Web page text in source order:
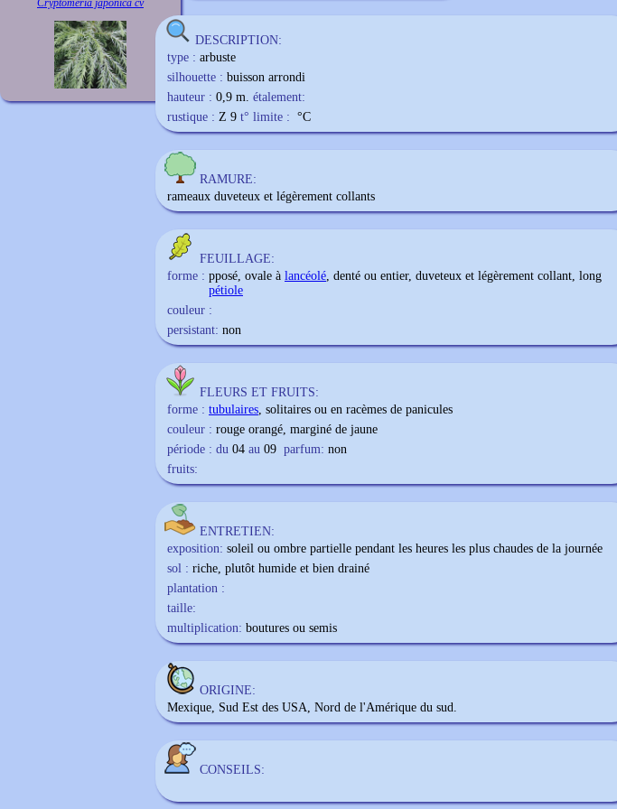
Cryptomeria japonica cv
DESCRIPTION:
type : arbuste
silhouette : buisson arrondi
hauteur : 0,9 m. étalement:
rustique : Z 9 t° limite : °C
RAMURE:
rameaux duveteux et légèrement collants
FEUILLAGE:
forme : pposé, ovale à lancéolé, denté ou entier, duveteux et légèrement collant, long
pétiole
couleur :
persistant: non
FLEURS ET FRUITS:
forme : tubulaires, solitaires ou en racèmes de panicules
couleur : rouge orangé, marginé de jaune
période : du 04 au 09 parfum: non
fruits:
ENTRETIEN:
exposition: soleil ou ombre partielle pendant les heures les plus chaudes de la journée
sol : riche, plutôt humide et bien drainé
plantation :
taille:
multiplication: boutures ou semis
ORIGINE:
Mexique, Sud Est des USA, Nord de l'Amérique du sud.
CONSEILS: